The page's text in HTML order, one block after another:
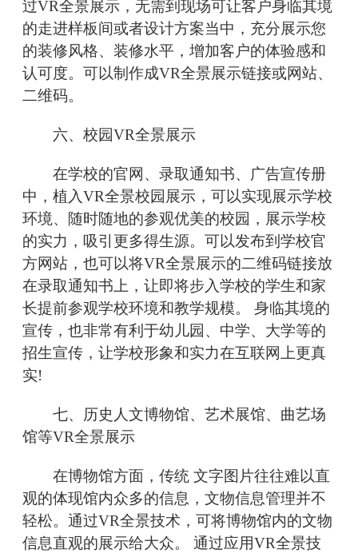
过VR全景展示，无需到现场可让客户身临其境
的走进样板间或者设计方案当中，充分展示您
的装修风格、装修水平，增加客户的体验感和
认可度。可以制作成VR全景展示链接或网站、
二维码。
六、校园VR全景展示
在学校的官网、录取通知书、广告宣传册
中，植入VR全景校园展示，可以实现展示学校
环境、随时随地的参观优美的校园，展示学校
的实力，吸引更多得生源。可以发布到学校官
方网站，也可以将VR全景展示的二维码链接放
在录取通知书上，让即将步入学校的学生和家
长提前参观学校环境和教学规模。 身临其境的
宣传，也非常有利于幼儿园、中学、大学等的
招生宣传，让学校形象和实力在互联网上更真
实!
七、历史人文博物馆、艺术展馆、曲艺场
馆等VR全景展示
在博物馆方面，传统 文字图片往往难以直
观的体现馆内众多的信息，文物信息管理并不
轻松。通过VR全景技术，可将博物馆内的文物
信息直观的展示给大众。 通过应用VR全景技